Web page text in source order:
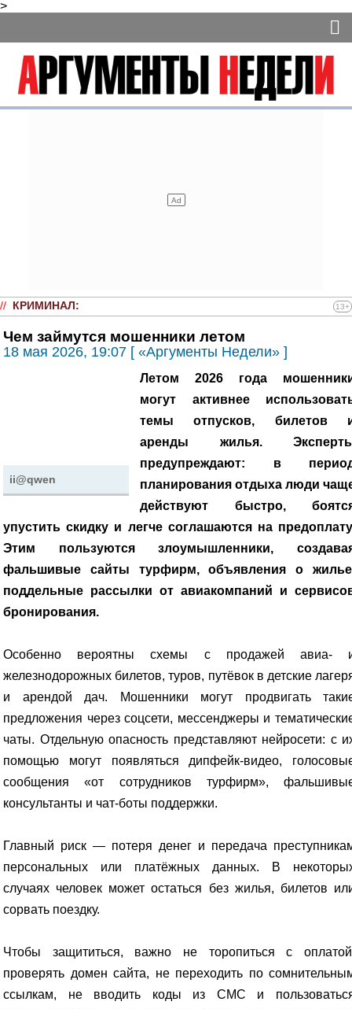
>
// КРИМИНАЛ: 13+
Чем займутся мошенники летом
18 мая 2026, 19:07 [ «Аргументы Недели» ]
ii@qwen
Летом 2026 года
могут активнее
темы отпусков, билетов
аренды жилья.
предупреждают: в
планирования отдыха люди
действуют быстро,
упустить скидку и легче соглашаются на
Этим пользуются злоумышленники,
фальшивые сайты турфирм, объявления о
поддельные рассылки от авиакомпаний и
бронирования.
Особенно вероятны схемы с продажей авиа-
железнодорожных билетов, туров, путёвок в детские
и арендой дач. Мошенники могут продвигать
предложения через соцсети, мессенджеры и
чаты. Отдельную опасность представляют нейросети: с
помощью могут появляться дипфейк-видео,
сообщения «от сотрудников турфирм»,
консультанты и чат-боты поддержки.
Главный риск — потеря денег и передача
персональных или платёжных данных. В
случаях человек может остаться без жилья, билетов
сорвать поездку.
Чтобы защититься, важно не торопиться с
проверять домен сайта, не переходить по
ссылкам, не вводить коды из СМС и